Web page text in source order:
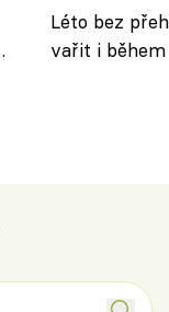
Léto bez
vařit i